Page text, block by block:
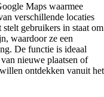
Maps waarmee
verschillende locaties
gebruikers in staat om
waardoor ze een
De functie is ideaal
nieuwe plaatsen of
ontdekken vanuit het